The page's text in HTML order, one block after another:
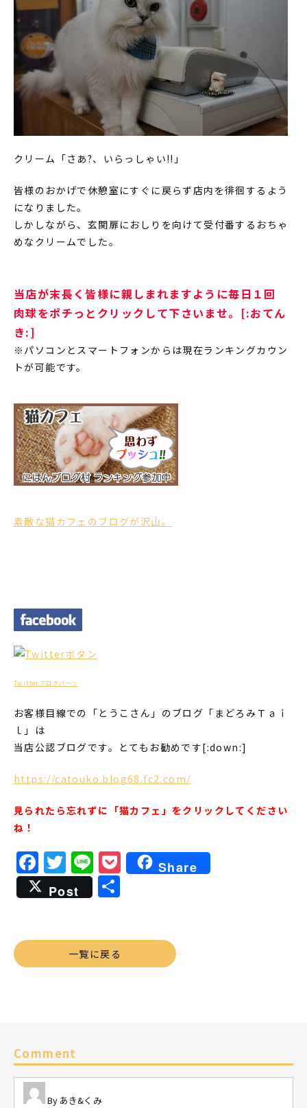
クリーム「さあ?、いらっしゃい!!」
皆様のおかげで休憩室にすぐに戻らず店内を徘徊するよう
になりました。
しかしながら、玄関扉におしりを向けて受付番するおちゃ
めなクリームでした。
当店が末長く皆様に親しまれますように毎日１回
肉球をポチっとクリックして下さいませ。[:おてん
き:]
※パソコンとスマートフォンからは現在ランキングカウン
トが可能です。
素敵な猫カフェのブログが沢山。
Twitterブログパーツ
お客様目線での「とうこさん」のブログ「まどろみＴａｉ
ｌ」は
当店公認ブログです。とてもお勧めです[:down:]
https://catouko.blog68.fc2.com/
見られたら忘れずに「猫カフェ」をクリックしてください
ね！
Facebook
Twitter
LinePocket
Share
Post
共
一覧に戻る
Comment
あき&くみ